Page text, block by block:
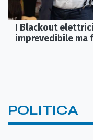
I Blackout
imprevedibile
POLITICA